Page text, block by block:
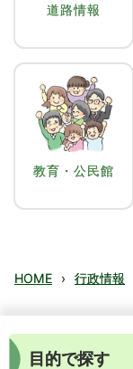
道路情報
教育・公民館
HOME › 行政情報
目的で探す